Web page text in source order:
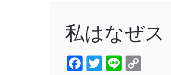
私はなぜス
Facebook
Twitter
Line